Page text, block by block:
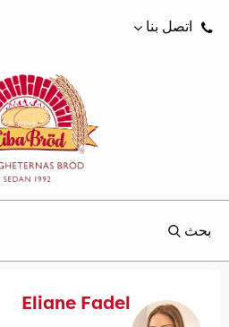
اتصل بنا
بحث
Eliane Fadel